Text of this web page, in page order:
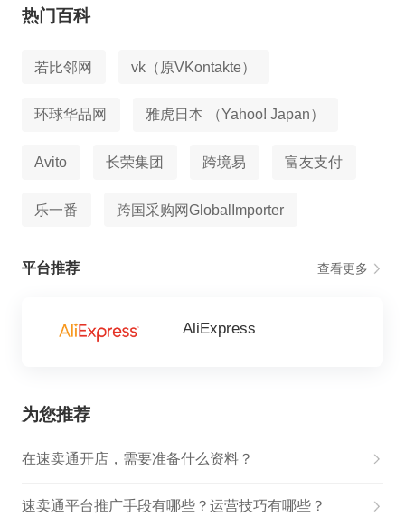
热门百科
若比邻网 vk（原VKontakte）
环球华品网 雅虎日本 （Yahoo! Japan）
Avito 长荣集团 跨境易 富友支付
乐一番 跨国采购网GlobalImporter
平台推荐 查看更多
AliExpress
为您推荐
在速卖通开店，需要准备什么资料？
速卖通平台推广手段有哪些？运营技巧有哪些？